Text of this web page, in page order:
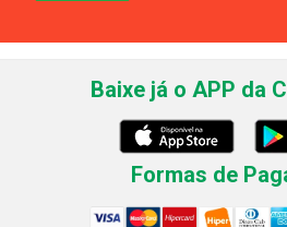
Baixe já o APP da
Formas de